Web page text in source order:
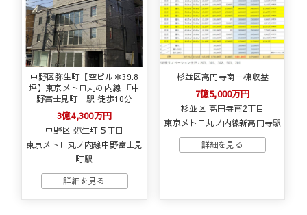
中野区弥生町【空ビル＊39.8
坪】東京メトロ丸の内線 「中
野富士見町」駅 徒歩10分
3億4,300万円
中野区 弥生町５丁目
東京メトロ丸ノ内線中野富士見
町駅
杉並区高円寺南一棟収益
7億5,000万円
杉並区 高円寺南2丁目
東京メトロ丸ノ内線新高円寺駅